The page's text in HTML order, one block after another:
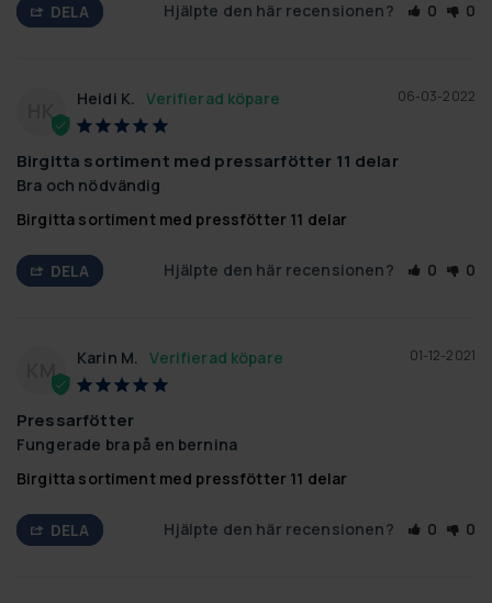
DELA Hjälpte den här recensionen? 0 0
HK
06-03-2022
Heidi K.
Birgitta sortiment med pressarfötter 11 delar
Bra och nödvändig
Birgitta sortiment med pressfötter 11 delar
DELA Hjälpte den här recensionen? 0 0
KM
01-12-2021
Karin M.
Pressarfötter
Fungerade bra på en bernina
Birgitta sortiment med pressfötter 11 delar
DELA Hjälpte den här recensionen? 0 0